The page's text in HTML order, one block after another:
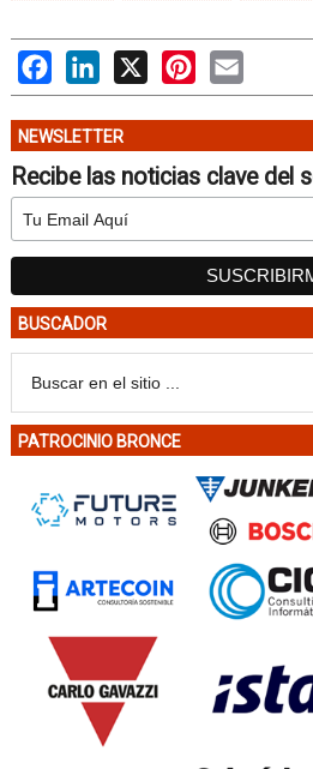
FacebookLinkedIn
X PinterestEmail
NEWSLETTER
Recibe las noticias clave del
BUSCADOR
PATROCINIO BRONCE